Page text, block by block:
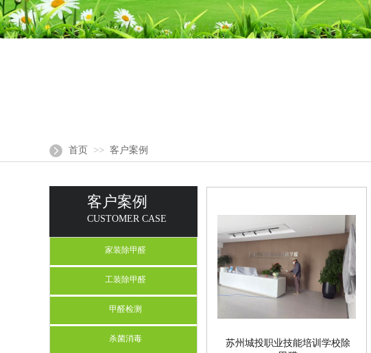
首页 >> 客户案例
苏州城投职业技能培训学校除
客户案例
CUSTOMER CASE
家装除甲醛
工装除甲醛
甲醛检测
杀菌消毒